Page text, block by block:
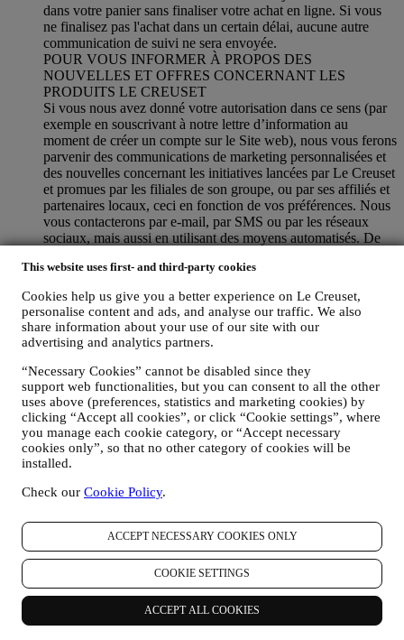
This website uses first- and third-party cookies
Cookies help us give you a better experience on Le Creuset,
personalise content and ads, and analyse our traffic. We also
share information about your use of our site with our
advertising and analytics partners.
“Necessary Cookies” cannot be disabled since they
support web functionalities, but you can consent to all the other
uses above (preferences, statistics and marketing cookies) by
clicking “Accept all cookies”, or click “Cookie settings”, where
you manage each cookie category, or “Accept necessary
cookies only”, so that no other category of cookies will be
installed.
Check our Cookie Policy.
ACCEPT NECESSARY COOKIES ONLY
COOKIE SETTINGS
ACCEPT ALL COOKIES
dans votre panier sans finaliser votre achat en ligne. Si vous
ne finalisez pas l'achat dans un certain délai, aucune autre
communication de suivi ne sera envoyée.
POUR VOUS INFORMER À PROPOS DES
NOUVELLES ET OFFRES CONCERNANT LES
PRODUITS LE CREUSET
Si vous nous avez donné votre autorisation dans ce sens (par
exemple en souscrivant à notre lettre d’information au
moment de créer un compte sur le Site web), nous vous ferons
parvenir des communications de marketing personnalisées et
des nouvelles concernant les initiatives lancées par Le Creuset
et promues par les filiales de son groupe, ou par ses affiliés et
partenaires locaux, ceci en fonction de vos préférences. Nous
vous contacterons par e-mail, par SMS ou par les réseaux
sociaux, mais aussi en utilisant des moyens automatisés. De
aux ouvertures de nouveaux magasins, aux événements
Le Creuset ou à des offres spéciales qui pourraient vous
intéresser. Ces communications pourront être sélectionnées ou
rédigées spécialement à votre intention, sur base de données
vous concernant, telles que votre situation géographique,
l’historique de vos achats ou vos préférences en ce qui
concerne nos produits. Nous utiliserons ces données pour
mieux cerner vos centres d’intérêt. Ceci nous permettra de
personnaliser nos communications afin de les rendre plus
pertinentes et intéressantes. Il n’y aura aucun autre effet. Nous
collectons aussi des données statistiques concernant
l’ouverture des e-mails et les clics, utilisant à cet effet des
monitoring de nos lettres d’information. Ce traitement est basé
marketing personnalisées. Ce choix de participation peut être
cochant la case appropriée.
Vous pouvez cesser de recevoir nos communications
marketing à tout moment, gratuitement, en utilisant les
méthodes indiquées dans chaque communication (par